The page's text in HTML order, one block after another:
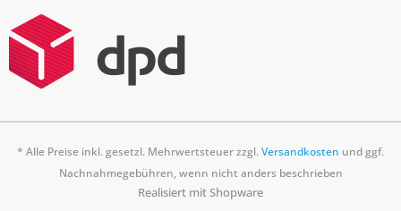
* Alle Preise inkl. gesetzl. Mehrwertsteuer zzgl.Versandkosten und ggf.
Nachnahmegebühren, wenn nicht anders beschrieben
Realisiert mit Shopware